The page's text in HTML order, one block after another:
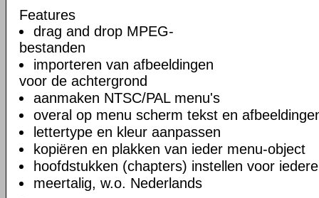
Features
drag and drop MPEG-
bestanden
importeren van afbeeldingen
voor de achtergrond
aanmaken NTSC/PAL menu's
overal op menu scherm tekst en
lettertype en kleur aanpassen
kopiëren en plakken van ieder menu-object
hoofdstukken (chapters) instellen voor
meertalig, w.o. Nederlands